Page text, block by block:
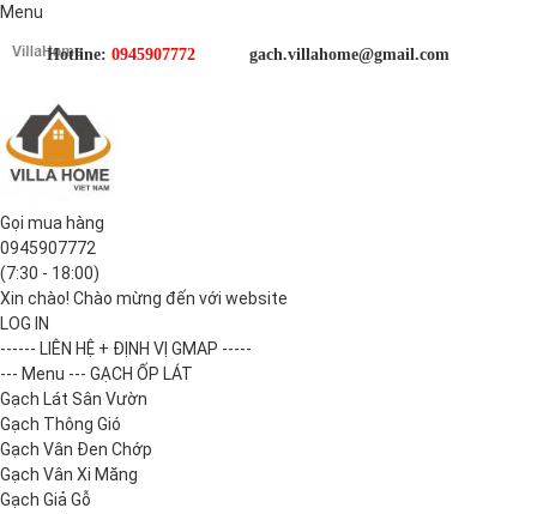
Menu
Hotline: 0945907772 gach.villahome@gmail.com
Gọi mua hàng
0945907772
(7:30 - 18:00)
Xin chào! Chào mừng đến với website
LOG IN
------ LIÊN HỆ + ĐỊNH VỊ GMAP -----
--- Menu --- GẠCH ỐP LÁT
Gạch Lát Sân Vườn
Gạch Thông Gió
Gạch Vân Đen Chớp
Gạch Vân Xi Măng
Gạch Giả Gỗ